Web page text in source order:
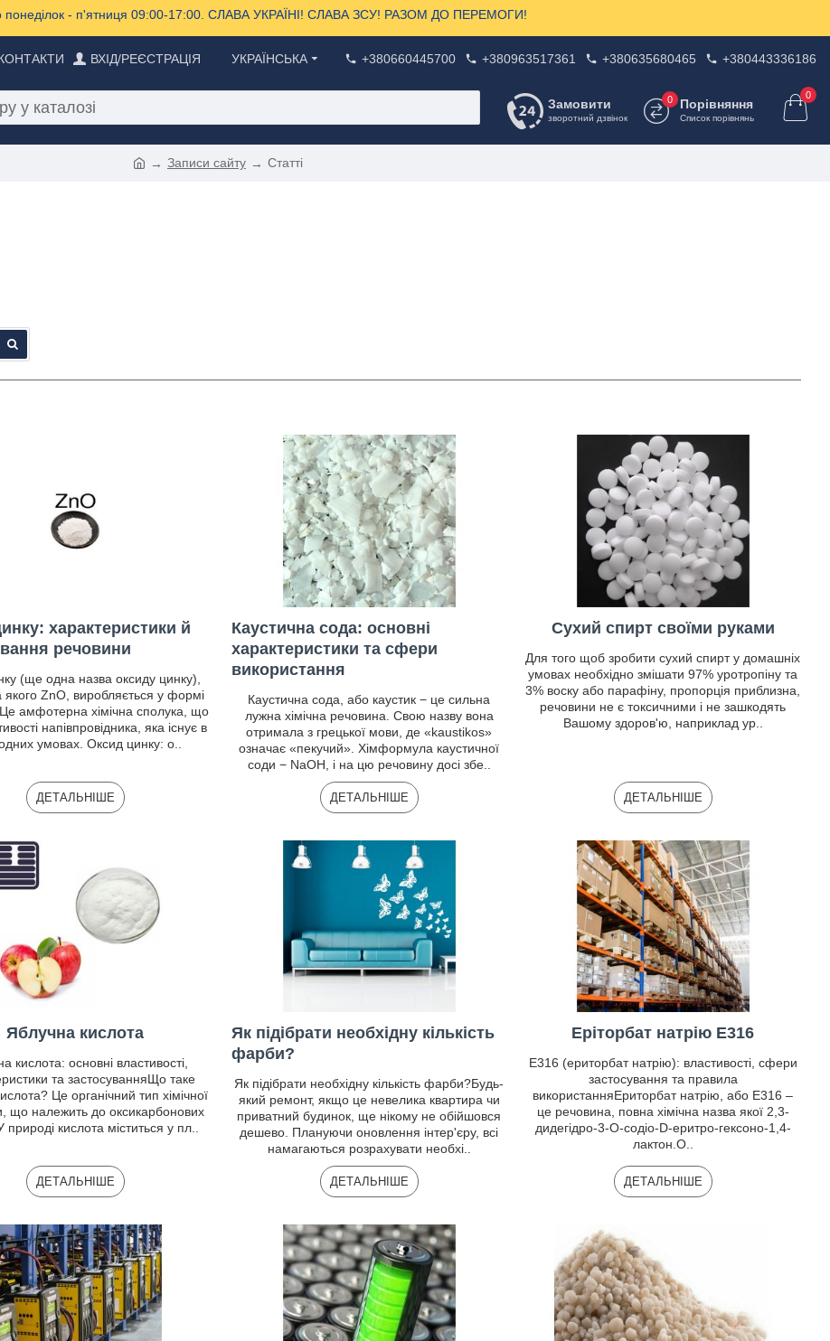
- п'ятниця 09:00-17:00. СЛАВА УКРАЇНІ! СЛАВА ЗСУ! РАЗОМ ДО ПЕРЕМОГИ!
ВХІД/РЕЄСТРАЦІЯ УКРАЇНСЬКА +380660445700 +380963517361 +380635680465 +380443336186
Замовити
зворотний дзвінок
Порівняння
Список порівнянь
0 0
Записи сайту Cтатті
характеристики й
речовини
(ще одна назва оксиду цинку),
ZnO, виробляється у формі
амфотерна хімічна сполука, що
напівпровідника, яка існує в
умовах. Оксид цинку: о..
ДЕТАЛЬНІШЕ
Каустична сода: основні
характеристики та сфери
використання
Каустична сода, або каустик − це сильна
лужна хімічна речовина. Свою назву вона
отримала з грецької мови, де «kaustikos»
означає «пекучий». Хімформула каустичної
соди − NaOH, і на цю речовину досі збе..
ДЕТАЛЬНІШЕ
Сухий спирт своїми руками
Для того щоб зробити сухий спирт у домашніх
умовах необхідно змішати 97% уротропіну та
3% воску або парафіну, пропорція приблизна,
речовини не є токсичними і не зашкодять
Вашому здоров'ю, наприклад ур..
ДЕТАЛЬНІШЕ
Яблучна кислота
кислота: основні властивості,
та застосуванняЩо таке
Це органічний тип хімічної
що належить до оксикарбонових
природі кислота міститься у пл..
ДЕТАЛЬНІШЕ
Як підібрати необхідну кількість
фарби?
Як підібрати необхідну кількість фарби?Будь-
який ремонт, якщо це невелика квартира чи
приватний будинок, ще нікому не обійшовся
дешево. Плануючи оновлення інтер'єру, всі
намагаються розрахувати необхі..
ДЕТАЛЬНІШЕ
Еріторбат натрію Е316
E316 (ериторбат натрію): властивості, сфери
застосування та правила
використанняЕриторбат натрію, або E316 –
це речовина, повна хімічна назва якої 2,3-
дидегідро-3-О-содіо-D-еритро-гексоно-1,4-
лактон.О..
ДЕТАЛЬНІШЕ